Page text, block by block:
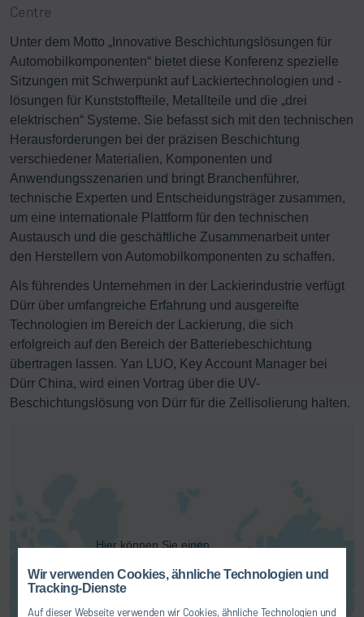
Wir verwenden Cookies, ähnliche Technologien und
Tracking-Dienste
Auf dieser Webseite verwenden wir Cookies, ähnliche Technologien und
Centre
Unter dem Motto „Innovative Beschichtungslösungen für
Automobilkomponenten“ bietet diese Konferenz spezielle
Sitzungen mit Schwerpunkt auf Lackiertechnologien und -
lösungen für Kunststoffteile, Metallteile und die „drei
elektrischen“ Systeme. Sie befasst sich mit den technischen
Herausforderungen bei der präzisen Beschichtung
verschiedener Materialien, Komponenten und
Anwendungsszenarien und bringt Branchenführer,
technische Experten und Entscheidungsträger zusammen,
um eine internationale Plattform für den technischen
Austausch und die geschäftliche Zusammenarbeit unter
den Herstellern von Automobilkomponenten zu schaffen.
Als führendes Unternehmen in der Lackierindustrie verfügt
Dürr über umfangreiche Erfahrung und ausgereifte
Technologien im Bereich der Lackierung, die sich
erfolgreich auf den Bereich der Batteriebeschichtung
übertragen lassen. Yan LUO, Key Account Manager bei
Dürr China, wird einen Vortrag über die UV-
Beschichtungslösung von Dürr für die Zellisolierung halten.
Hier können Sie einen
kommt es zu einer Übermittlung
Ihrer Daten (z.B. IP-Adresse) an
den jeweiligen Anbieter, wie wir